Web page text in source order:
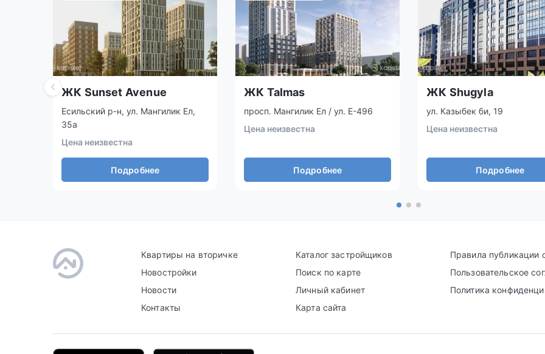
ЖК Sunset Avenue
Есильский р-н, ул. Мангилик Ел,
35а
Цена неизвестна
Подробнее
ЖК Talmas
просп. Мангилик Ел / ул. Е-496
Цена неизвестна
Подробнее
ЖК Shugyla
ул. Казыбек би, 19
Цена неизвестна
Подробнее
Квартиры на вторичке
Новостройки
Новости
Контакты
Каталог застройщиков
Поиск по карте
Личный кабинет
Карта сайта
Правила публикации
Пользовательское
Политика